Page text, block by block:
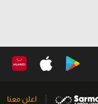
اعلن معنا